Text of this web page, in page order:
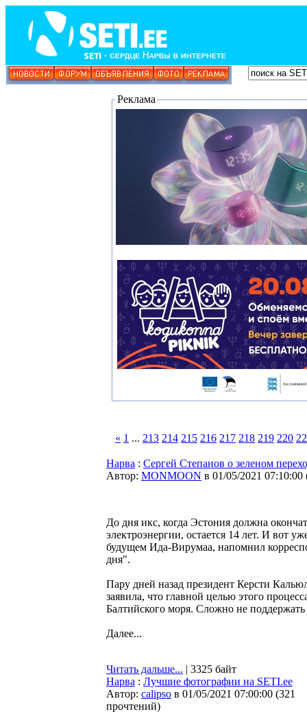
Реклама
« 1 ... 213 214 215 216 217 218 219 220
Нарва : Сергей Степанов о зеленом
Автор: MONMOON в 01/05/2021 07:10:00
До дня икс, когда Эстония должна
электроэнергии, остается 14 лет. И вот
будущем Ида-Вирумаа, напомнил
дня".
Пару дней назад президент Керсти
заявила, что главной целью этого
Балтийского моря. Сложно не
Далее...
Читать дальше... | 3325 байт
Нарва : Лучшие фотографии на SETI.ee
Автор: calipso в 01/05/2021 07:00:00 (321
прочтений)